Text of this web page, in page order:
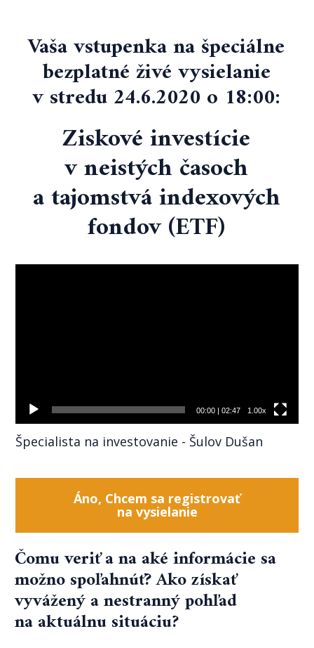
Vaša vstupenka na špeciálne
bezplatné živé vysielanie
v stredu 24.6.2020 o 18:00:
Ziskové investície
v neistých časoch
a tajomstvá indexových
fondov (ETF)
00:00| 02:47 1.00x
Špecialista na investovanie - Šulov Dušan
Áno, Chcem sa registrovať
na vysielanie
Čomu veriť a na aké informácie sa
možno spoľahnúť? Ako získať
vyvážený a nestranný pohľad
na aktuálnu situáciu?